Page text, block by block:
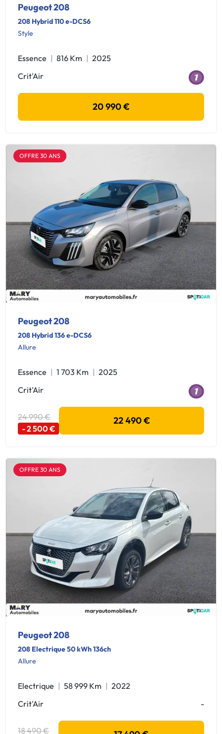
Peugeot 208
208 Hybrid 110 e-DCS6
Style
Essence 816 Km
2025
Crit'Air
20 990 €
OFFRE 30 ANS
Peugeot 208
208 Hybrid 136 e-DCS6
Allure
Essence 1 703 Km
2025
Crit'Air
24 990 €
- 2 500 €
22 490 €
OFFRE 30 ANS
Peugeot 208
208 Electrique 50 kWh 136ch
Allure
Electrique 58 999 Km
2022
Crit'Air
-
18 490 €